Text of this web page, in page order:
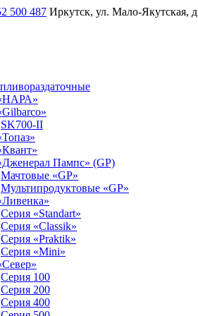
500 487 Иркутск, ул. Мало-Якутская,
SK700-II
Пампс» (GP)
Мачтовые «GP»
Мультипродуктовые «GP»
Серия «Standart»
Серия «Classik»
Серия «Praktik»
Серия «Mini»
Серия 100
Серия 200
Серия 400